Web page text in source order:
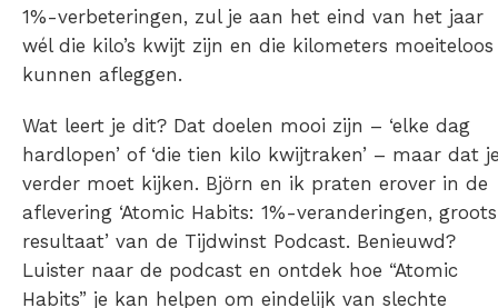
1%-verbeteringen, zul je aan het eind van het jaar
wél die kilo’s kwijt zijn en die kilometers moeiteloos
kunnen afleggen.
Wat leert je dit? Dat doelen mooi zijn – ‘elke dag
hardlopen’ of ‘die tien kilo kwijtraken’ – maar dat
verder moet kijken. Björn en ik praten erover in de
aflevering ‘Atomic Habits: 1%-veranderingen, groots
resultaat’ van de Tijdwinst Podcast. Benieuwd?
Luister naar de podcast en ontdek hoe “Atomic
Habits” je kan helpen om eindelijk van slechte